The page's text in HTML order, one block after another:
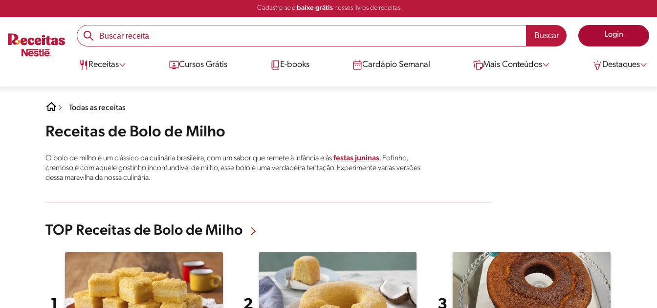
Cadastre-se e baixe grátisnossos livros de receitas
Login
Receitas Cursos Grátis E-books Cardápio Semanal Mais Conteúdos Destaques
Todas as receitas
Receitas de Bolo de Milho
O bolo de milho é um clássico da culinária brasileira, com um sabor que remete à infância e àsfestas juninas. Fofinho,
cremoso e com aquele gostinho inconfundível de milho, esse bolo é uma verdadeira tentação. Experimente várias versões
dessa maravilha da nossa culinária.
TOP Receitas de Bolo de Milho